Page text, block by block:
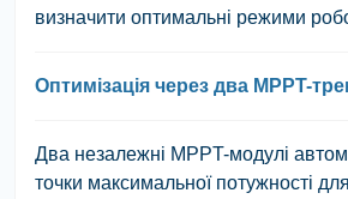
визначити оптимальні режими
Оптимізація через два MPPT-
Два незалежні MPPT-модулі
точки максимальної потужності